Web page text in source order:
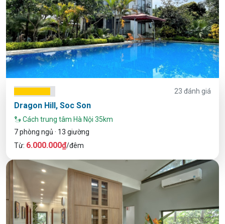
23 đánh giá
Dragon Hill, Soc Son
Cách trung tâm Hà Nội 35km
7 phòng ngủ · 13 giường
Từ: 6.000.000₫/đêm